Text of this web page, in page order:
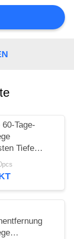
Tage-
Tiefe